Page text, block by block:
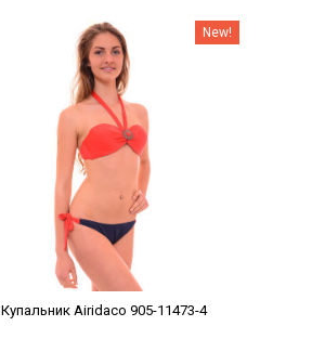
Наклейки Варіант з % New!
Купальник Airidaco 905-11473-4